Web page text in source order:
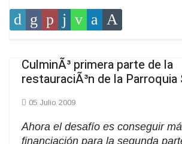
CulminÃ³ primera parte de la
restauraciÃ³n de la Parroquia
05 Julio 2009
Ahora el desafío es conseguir
financiación para la segunda